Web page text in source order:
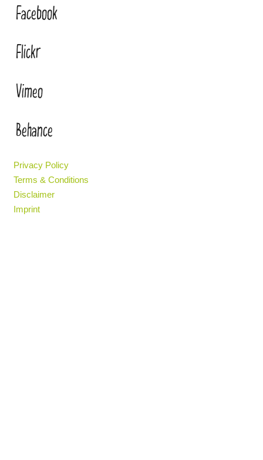
Facebook
Flickr
Vimeo
Behance
Privacy Policy
Terms & Conditions
Disclaimer
Imprint